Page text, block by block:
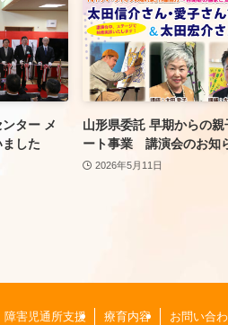
ター メ
した
山形県委託 早期からの親
ート事業 講演会のお知
2026年5月11日
障害児通所支援 療育内容 お問い合